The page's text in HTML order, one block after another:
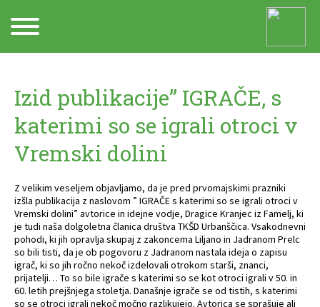
Izid publikacije” IGRAČE, s
katerimi so se igrali otroci v
Vremski dolini
Z velikim veseljem objavljamo, da je pred prvomajskimi prazniki
izšla publikacija z naslovom ” IGRAČE s katerimi so se igrali otroci v
Vremski dolini” avtorice in idejne vodje, Dragice Kranjec iz Famelj, ki
je tudi naša dolgoletna članica društva TKŠD Urbanščica. Vsakodnevni
pohodi, ki jih opravlja skupaj z zakoncema Liljano in Jadranom Prelc
so bili tisti, da je ob pogovoru z Jadranom nastala ideja o zapisu
igrač, ki so jih ročno nekoč izdelovali otrokom starši, znanci,
prijatelji… To so bile igrače s katerimi so se kot otroci igrali v 50. in
60. letih prejšnjega stoletja. Današnje igrače se od tistih, s katerimi
so se otroci igrali nekoč močno razlikujejo. Avtorica se sprašuje ali